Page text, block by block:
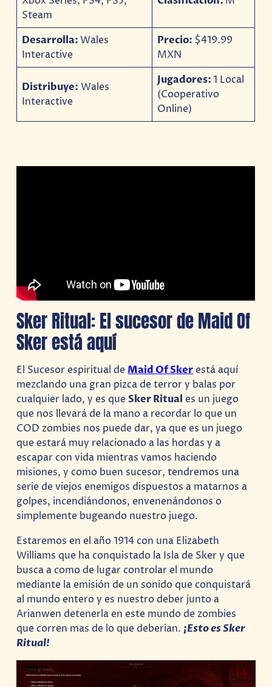
Steam
Desarrolla:Wales
Interactive
Precio: $419.99
MXN
Distribuye: Wales
Interactive
Jugadores:1 Local
(Cooperativo
Online)
Sker Ritual: El sucesor de Maid Of
Sker está aquí
El Sucesor espiritual deMaid Of Skerestá aquí
mezclando una gran pizca de terror y balas por
cualquier lado, y es queSker Ritual es un juego
que nos llevará de la mano a recordar lo que un
COD zombies nos puede dar, ya que es un juego
que estará muy relacionado a las hordas y a
escapar con vida mientras vamos haciendo
misiones, y como buen sucesor, tendremos una
serie de viejos enemigos dispuestos a matarnos a
golpes, incendiándonos, envenenándonos o
simplemente bugeando nuestro juego.
Estaremos en el año 1914 con una Elizabeth
Williams que ha conquistado la Isla de Sker y que
busca a como de lugar controlar el mundo
mediante la emisión de un sonido que conquistará
al mundo entero y es nuestro deber junto a
Arianwen detenerla en este mundo de zombies
que corren mas de lo que deberian. ¡Esto es Sker
Ritual!